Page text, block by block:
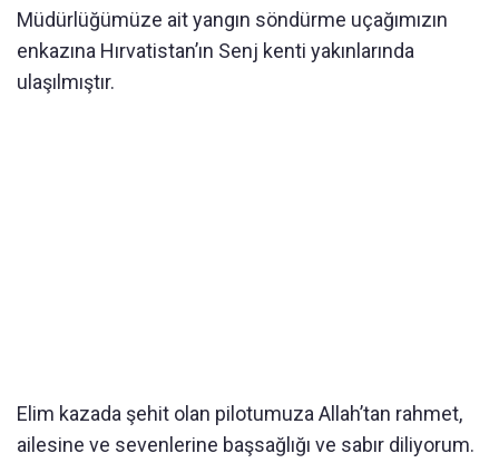
Müdürlüğümüze ait yangın söndürme uçağımızın
enkazına Hırvatistan’ın Senj kenti yakınlarında
ulaşılmıştır.
Elim kazada şehit olan pilotumuza Allah’tan rahmet,
ailesine ve sevenlerine başsağlığı ve sabır diliyorum.